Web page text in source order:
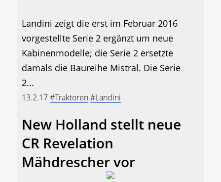
Landini zeigt die erst im Februar 2016
vorgestellte Serie 2 ergänzt um neue
Kabinenmodelle; die Serie 2 ersetzte
damals die Baureihe Mistral. Die Serie
2...
13.2.17#Traktoren#Landini
New Holland stellt neue
CR Revelation
Mähdrescher vor